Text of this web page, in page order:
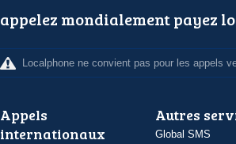
appelez mondialement payez
Localphone ne convient pas pour les appels
Appels
internationaux
Autres
Global SMS